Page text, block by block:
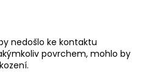
nedošlo ke kontaktu
povrchem, mohlo by